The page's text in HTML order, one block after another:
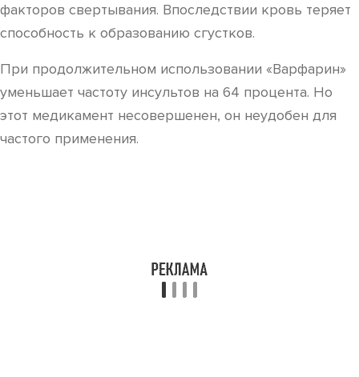
факторов свертывания. Впоследствии кровь теряет
способность к образованию сгустков.
При продолжительном использовании «Варфарин»
уменьшает частоту инсультов на 64 процента. Но
этот медикамент несовершенен, он неудобен для
частого применения.